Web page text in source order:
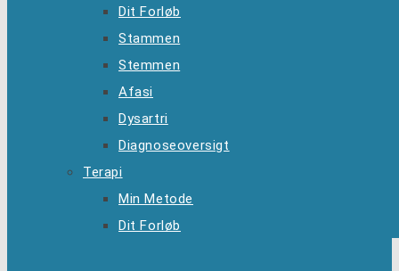
Dit Forløb
Stammen
Stemmen
Afasi
Dysartri
Diagnoseoversigt
Terapi
Min Metode
Dit Forløb